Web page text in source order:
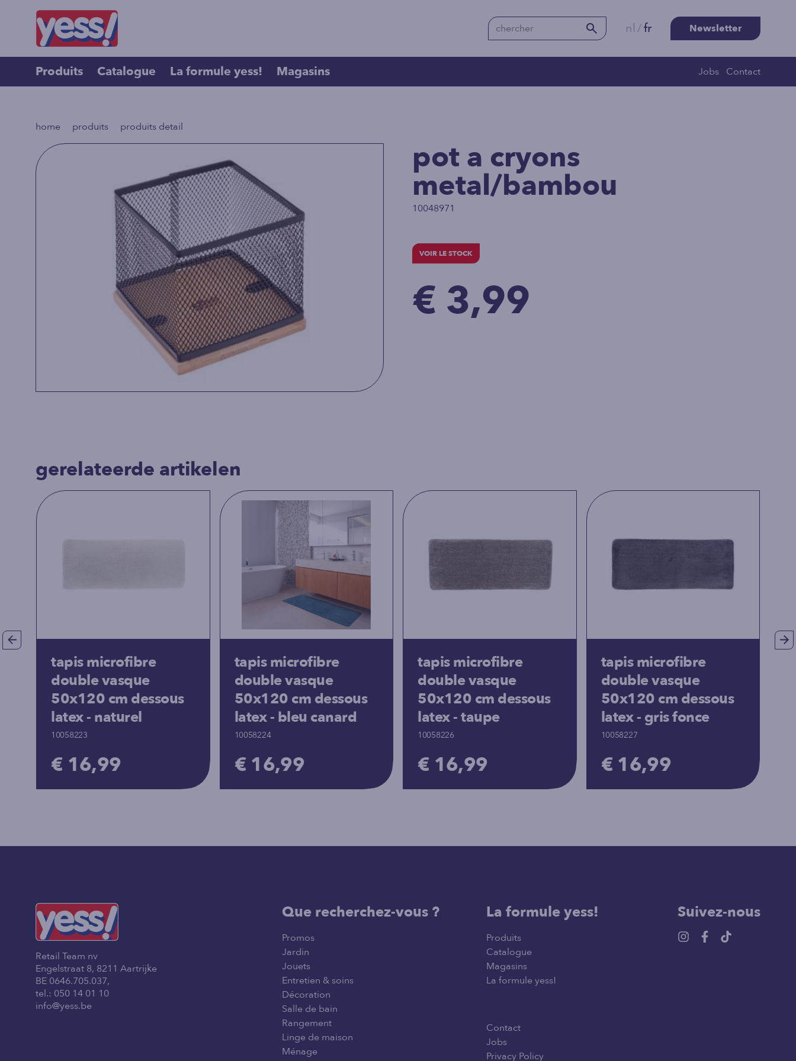
nl/fr Newsletter
Produits Catalogue La formule yess! Magasins Jobs Contact
home produits produits detail
pot a cryons
metal/bambou
10048971
VOIR LE STOCK
€ 3,99
gerelateerde artikelen
tapis microfibre
double vasque
50x120 cm dessous
latex - naturel
10058223
€ 16,99
tapis microfibre
double vasque
50x120 cm dessous
latex - bleu canard
10058224
€ 16,99
tapis microfibre
double vasque
50x120 cm dessous
latex - taupe
10058226
€ 16,99
tapis microfibre
double vasque
50x120 cm dessous
latex - gris fonce
10058227
€ 16,99
Retail Team nv
Engelstraat 8, 8211 Aartrijke
BE 0646.705.037,
tel.: 050 14 01 10
info@yess.be
Que recherchez-vous ?
Promos
Jardin
Jouets
Entretien & soins
Décoration
Salle de bain
Rangement
Linge de maison
Ménage
La formule yess!
Produits
Catalogue
Magasins
La formule yess!
Contact
Jobs
Privacy Policy
Suivez-nous